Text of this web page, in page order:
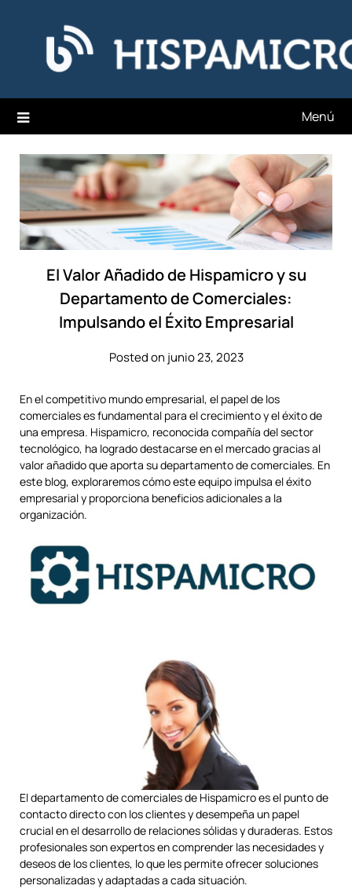
contenido
Hispamicro Blog
Menú
El Valor Añadido de Hispamicro y su
Departamento de Comerciales:
Impulsando el Éxito Empresarial
Posted on junio 23, 2023
En el competitivo mundo empresarial, el papel de los
comerciales es fundamental para el crecimiento y el éxito de
una empresa. Hispamicro, reconocida compañía del sector
tecnológico, ha logrado destacarse en el mercado gracias al
valor añadido que aporta su departamento de comerciales. En
este blog, exploraremos cómo este equipo impulsa el éxito
empresarial y proporciona beneficios adicionales a la
organización.
El departamento de comerciales de Hispamicro es el punto de
contacto directo con los clientes y desempeña un papel
crucial en el desarrollo de relaciones sólidas y duraderas. Estos
profesionales son expertos en comprender las necesidades y
deseos de los clientes, lo que les permite ofrecer soluciones
personalizadas y adaptadas a cada situación.